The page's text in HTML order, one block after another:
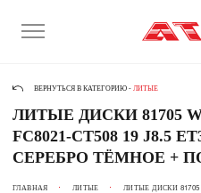
ВЕРНУТЬСЯ В КАТЕГОРИЮ - ЛИТЫЕ
ЛИТЫЕ ДИСКИ 81705
FC8021-CT508 19 J8.5
СЕРЕБРО ТЁМНОЕ +
ГЛАВНАЯ ЛИТЫЕ
ЛИТЫЕ ДИСКИ 81705